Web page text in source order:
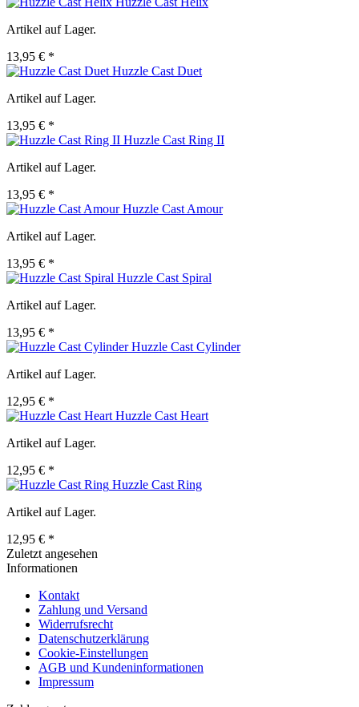
Artikel auf Lager.
13,95 € *
Huzzle Cast Duet
Artikel auf Lager.
13,95 € *
Huzzle Cast Ring II
Artikel auf Lager.
13,95 € *
Huzzle Cast Amour
Artikel auf Lager.
13,95 € *
Huzzle Cast Spiral
Artikel auf Lager.
13,95 € *
Huzzle Cast Cylinder
Artikel auf Lager.
12,95 € *
Huzzle Cast Heart
Artikel auf Lager.
12,95 € *
Huzzle Cast Ring
Artikel auf Lager.
12,95 € *
Zuletzt angesehen
Informationen
Kontakt
Zahlung und Versand
Widerrufsrecht
Datenschutzerklärung
Cookie-Einstellungen
AGB und Kundeninformationen
Impressum